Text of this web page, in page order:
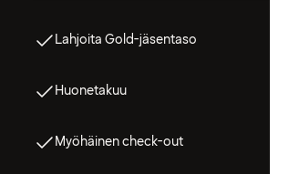
Lahjoita Gold-jäsentaso
Huonetakuu
Myöhäinen check-out